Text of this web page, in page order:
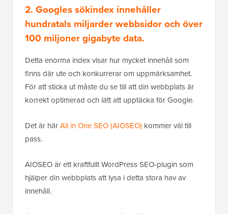
2. Googles sökindex innehåller
hundratals miljarder webbsidor och över
100 miljoner gigabyte data.
Detta enorma index visar hur mycket innehåll som
finns där ute och konkurrerar om uppmärksamhet.
För att sticka ut måste du se till att din webbplats är
korrekt optimerad och lätt att upptäcka för Google.
Det är härAll in One SEO (AIOSEO) kommer väl till
pass.
AIOSEO är ett kraftfullt WordPress SEO-plugin som
hjälper din webbplats att lysa i detta stora hav av
innehåll.